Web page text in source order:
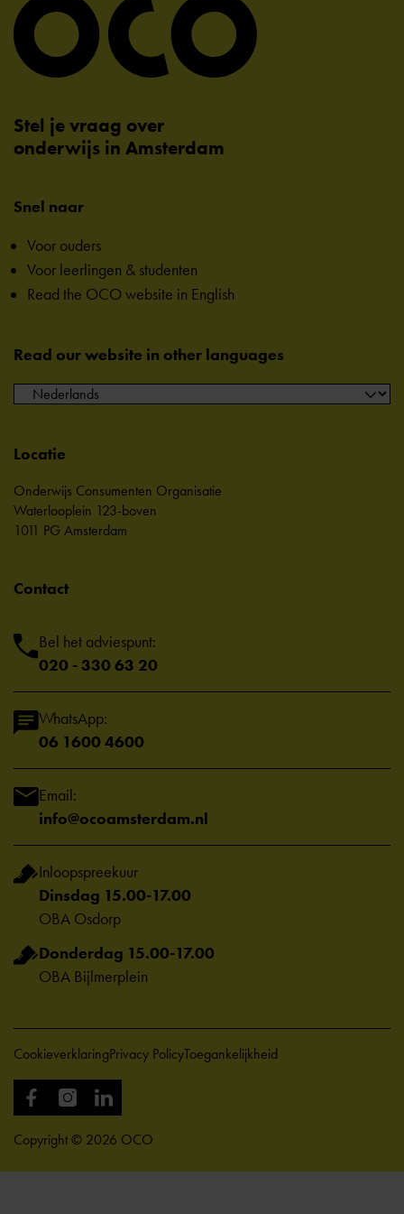
Stel je vraag over
onderwijs in Amsterdam
Snel naar
Voor ouders
Voor leerlingen & studenten
Read the OCO website in English
Read our website in other languages
Locatie
Onderwijs Consumenten Organisatie
Waterlooplein 123-boven
1011 PG Amsterdam
Contact
Bel het adviespunt:
020 - 330 63 20
WhatsApp:
06 1600 4600
Email:
info@ocoamsterdam.nl
Inloopspreekuur
Dinsdag 15.00-17.00
OBA Osdorp
Donderdag 15.00-17.00
OBA Bijlmerplein
Copyright © 2026 OCO
CookieverklaringPrivacy PolicyToegankelijkheid